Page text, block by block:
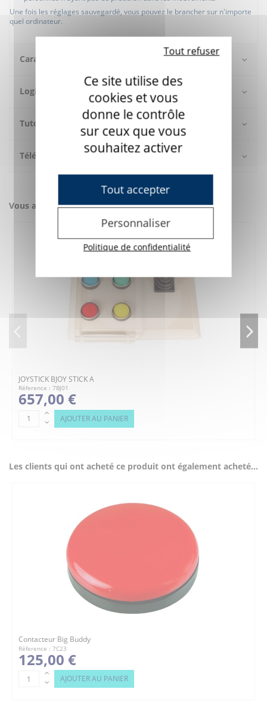
Une fois les réglages sauvegardé, vous pouvez le brancher sur n'importe
quel ordinateur.
Caractéristiques
Logiciel
Tutos vidéos
Téléchargement
Vous aimerez aussi
JOYSTICK BJOY STICK A
Réference : 7BJ01
657,00 €
AJOUTER AU PANIER
Les clients qui ont acheté ce produit ont également acheté...
Contacteur Big Buddy
Réference : 7C23
125,00 €
AJOUTER AU PANIER
Ce site utilise des
cookies et vous
donne le contrôle
sur ceux que vous
souhaitez activer
Tout accepter
Tout refuser
Personnaliser
Politique de confidentialité